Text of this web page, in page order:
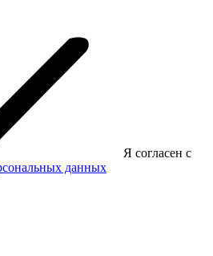
Я согласен с
данных